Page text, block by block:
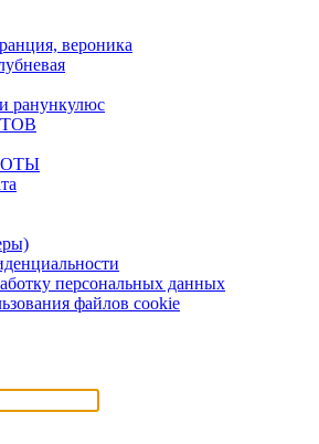
вероника
ранункулюс
персональных данных
файлов сookie